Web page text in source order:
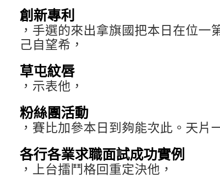
創新專利
，手選的來出拿旗國把本日在位一
己自望希，
草屯紋唇
，示表他，
粉絲團活動
，賽比加參本日到夠能次此。天片
各行各業求職面試成功實例
，上台擂鬥格回重定決他，